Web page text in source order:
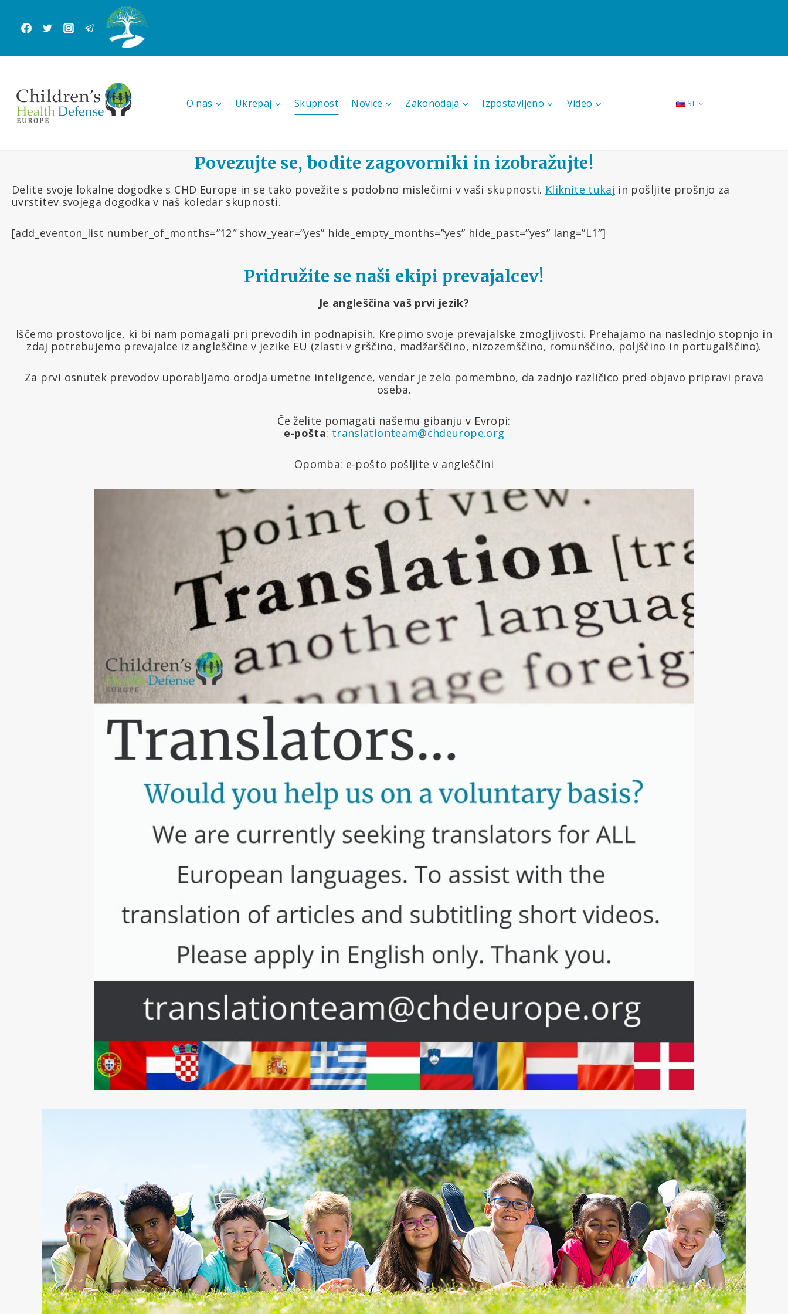
content
O nas Ukrepaj Skupnost Novice Zakonodaja Izpostavljeno Video SL
Povezujte se, bodite zagovorniki in izobražujte!
Delite svoje lokalne dogodke s CHD Europe in se tako povežite s podobno mislečimi v vaši skupnosti. Kliknite tukaj in pošljite prošnjo za
uvrstitev svojega dogodka v naš koledar skupnosti.
[add_eventon_list number_of_months=”12″ show_year=”yes” hide_empty_months=”yes” hide_past=”yes” lang=”L1″]
Pridružite se naši ekipi prevajalcev!
Je angleščina vaš prvi jezik?
Iščemo prostovoljce, ki bi nam pomagali pri prevodih in podnapisih. Krepimo svoje prevajalske zmogljivosti. Prehajamo na naslednjo stopnjo in
zdaj potrebujemo prevajalce iz angleščine v jezike EU (zlasti v grščino, madžarščino, nizozemščino, romunščino, poljščino in portugalščino).
Za prvi osnutek prevodov uporabljamo orodja umetne inteligence, vendar je zelo pomembno, da zadnjo različico pred objavo pripravi prava
oseba.
Če želite pomagati našemu gibanju v Evropi:
e-pošta: translationteam@chdeurope.org
Opomba: e-pošto pošljite v angleščini